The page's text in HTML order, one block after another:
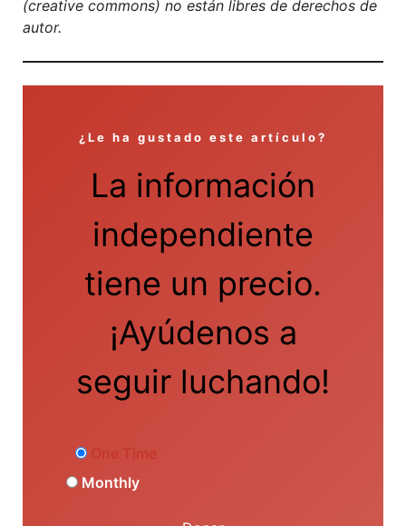
(creative commons) no están libres de derechos de
autor.
¿Le ha gustado este artículo?
La información
independiente
tiene un precio.
¡Ayúdenos a
seguir luchando!
Monthly